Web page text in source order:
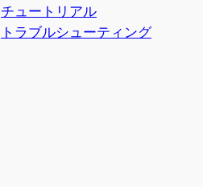
チュートリアル
トラブルシューティング